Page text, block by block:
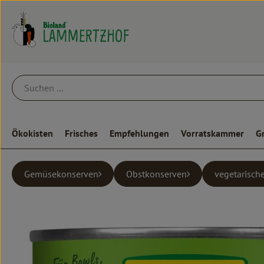
Ökokisten Frisches Empfehlungen Vorratskammer
Gemüsekonserven Obstkonserven